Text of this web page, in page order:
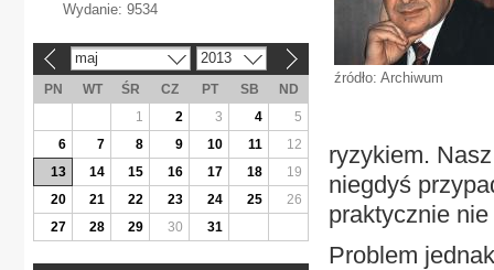
źródło: Archiwum
ryzykiem.
niegdyś
praktycznie
Problem
Wydanie: 9534
maj 2013
PN WT ŚR CZ PT SB
ND
1
2 3 4
5
6
7 8 9 10 11
12
13
14 15 16 17 18
19
20
21 22 23 24 25
26
27
28 29 30 31